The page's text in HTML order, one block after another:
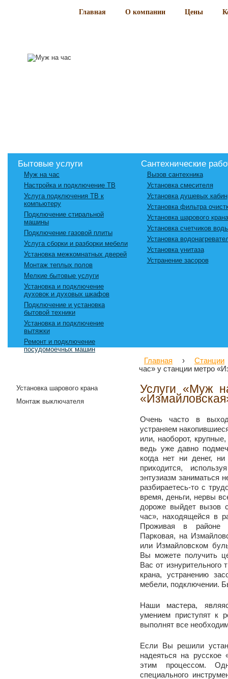
Главная О компании Цены
Бытовые услуги
Муж на час
Настройка и подключение ТВ
Услуга подключения ТВ к
компьютеру
Подключение стиральной
машины
Подключение газовой плиты
Услуга сборки и разборки мебели
Установка межкомнатных дверей
Монтаж теплых полов
Мелкие бытовые услуги
Установка и подключение
духовок и духовых шкафов
Подключение и установка
бытовой техники
Установка и подключение
вытяжки
Ремонт и подключение
посудомоечных машин
Сантехнические
Вызов сантехника
Установка смесителя
Установка душевых кабин
Установка фильтра
Установка шарового крана
Установка счетчиков
Установка
Установка унитаза
Устранение засоров
Главная ›
Станции
час» у станции метро
Услуги «Муж
Очень часто в
устраняем
или, наоборот,
ведь уже давно
когда нет ни денег,
приходится,
энтузиазм заниматься
разбираетесь-то с
время, деньги, нервы
дороже выйдет вызов
час», находящейся в
Проживая в районе
Парковая, на
или Измайловском
Вы можете получить
Вас от изнурительного
крана, устранению
мебели, подключении.
Наши мастера,
умением приступят к
выполнят все
Если Вы решили
надеяться на русское
этим процессом.
специального
Установка шарового крана
Монтаж выключателя